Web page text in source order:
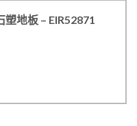
地板 – EIR52871